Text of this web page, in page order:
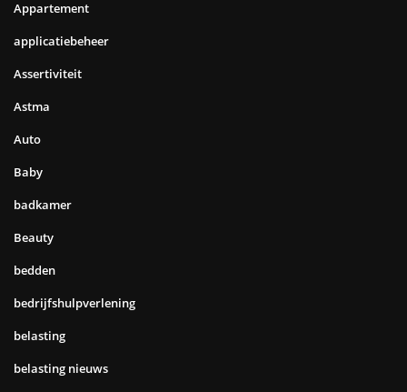
Appartement
applicatiebeheer
Assertiviteit
Astma
Auto
Baby
badkamer
Beauty
bedden
bedrijfshulpverlening
belasting
belasting nieuws